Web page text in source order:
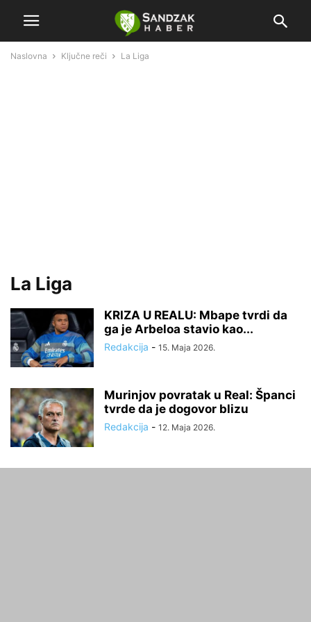
Naslovna Ključne reči La Liga
La Liga
KRIZA U REALU: Mbape tvrdi da
ga je Arbeloa stavio kao...
Redakcija - 15. Maja 2026.
Murinjov povratak u Real: Španci
tvrde da je dogovor blizu
Redakcija - 12. Maja 2026.